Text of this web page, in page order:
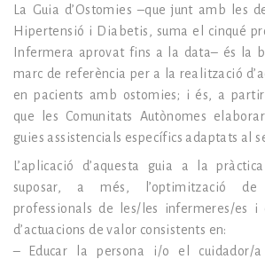
La Guia d’Ostomies –que junt amb les
Hipertensió i Diabetis, suma el cinqué
Infermera aprovat fins a la data– és la
marc de referència per a la realització
en pacients amb ostomies; i és, a partir
que les Comunitats Autònomes
guies assistencials específics adaptats al
L’aplicació d’aquesta guia a la
suposar, a més, l’optimització de
professionals de les/les infermeres/es i
d’actuacions de valor consistents en:
– Educar la persona
i/o el cuidador/